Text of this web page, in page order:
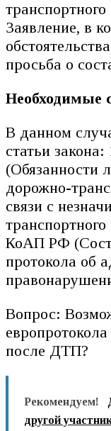
Заявление, в
просьба о
Необходимые
В данном
статьи
(Обязанности
дорожно-
связи с
КоАП РФ
протокола об
Вопрос:
после ДТП?
Рекомендуем!
другой